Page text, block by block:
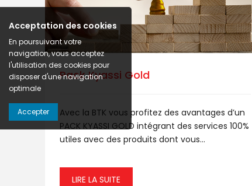
Acceptation des cookies
En poursuivant votre
navigation, vous acceptez
l'utilisation des cookies pour
disposer d'une navigation
optimale
Accepter
Pack Kyassi Gold
Avec la BTK vous profitez des avantages d’un
PACK KYASSI GOLD intégrant des services 100%
utiles avec des produits dont vous...
LIRE LA SUITE